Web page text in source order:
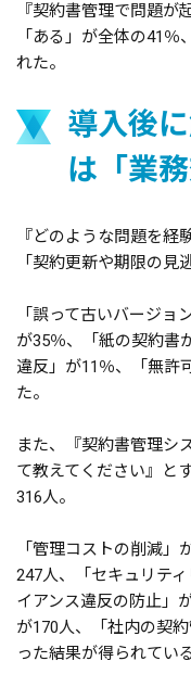
『契約書管理で問題
「ある」が全体の41
れた。
導入後
は「業
『どのような問題を経
「契約更新や期限の見
「誤って古いバージョ
が35％、「紙の契約書
違反」が11％、「無許
た。
また、『契約書管理シ
て教えてください』と
316人。
「管理コストの削減
247人、「セキュリテ
イアンス違反の防止」
が170人、「社内の契
った結果が得られている